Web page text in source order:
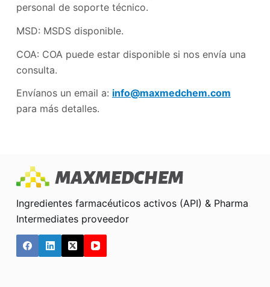
personal de soporte técnico.
MSD: MSDS disponible.
COA: COA puede estar disponible si nos envía una
consulta.
Envíanos un email a: info@maxmedchem.com
para más detalles.
Ingredientes farmacéuticos activos (API) & Pharma
Intermediates proveedor